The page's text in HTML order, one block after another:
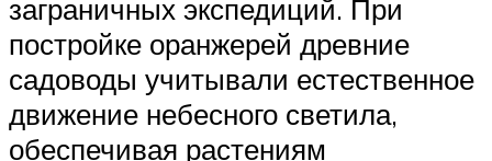
заграничных экспедиций. При
постройке оранжерей древние
садоводы учитывали естественное
движение небесного светила,
обеспечивая растениям